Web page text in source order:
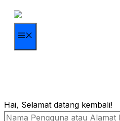
Langsung
Hai, Selamat datang kembali!